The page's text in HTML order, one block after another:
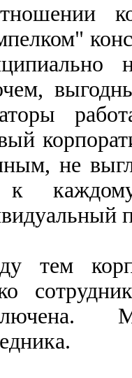
не
каждому
тем